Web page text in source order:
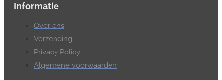
Informatie
Over ons
Verzending
Privacy Policy
Algemene voorwaarden